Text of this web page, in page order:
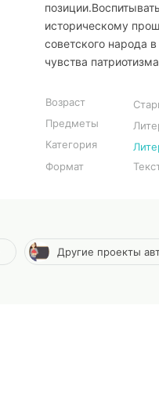
историческому
советского народа
чувства
Возраст
Предметы
Категория
Формат
Другие проекты